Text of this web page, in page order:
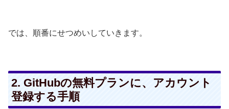
では、順番にせつめいしていきます。
2. GitHubの無料プランに、アカウント
登録する手順